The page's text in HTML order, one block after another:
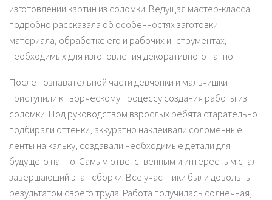
изготовлении картин из соломки. Ведущая мастер-класса
подробно рассказала об особенностях заготовки
материала, обработке его и рабочих инструментах,
необходимых для изготовления декоративного панно.
После познавательной части девчонки и мальчишки
приступили к творческому процессу создания работы из
соломки. Под руководством взрослых ребята старательно
подбирали оттенки, аккуратно наклеивали соломенные
ленты на кальку, создавали необходимые детали для
будущего панно. Самым ответственным и интересным стал
завершающий этап сборки. Все участники были довольны
результатом своего труда. Работа получилась солнечная,